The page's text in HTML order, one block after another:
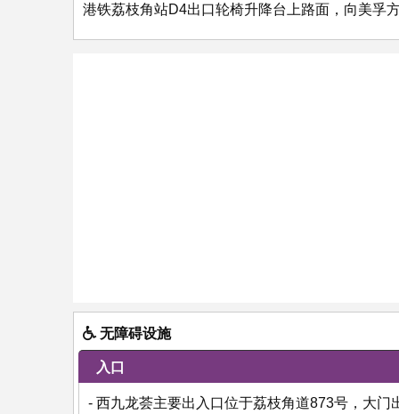
港铁荔枝角站D4出口轮椅升降台上路面，向美孚
无障碍设施
入口
- 西九龙荟主要出入口位于荔枝角道873号，大